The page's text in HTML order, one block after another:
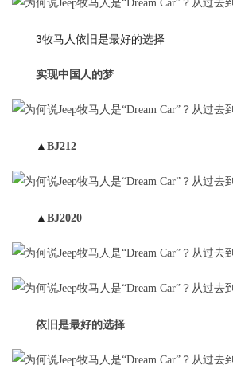
3牧马人依旧是最好的选择
实现中国人的梦
▲ BJ212
▲ BJ2020
依旧是最好的选择